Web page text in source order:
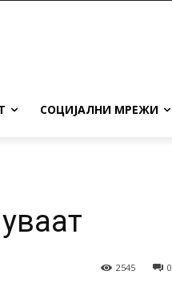
СОЦИЈАЛНИ МРЕЖИ
0
2545